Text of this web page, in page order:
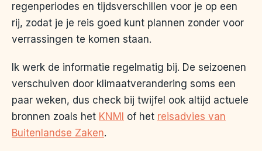
regenperiodes en tijdsverschillen voor je op een
rij, zodat je je reis goed kunt plannen zonder voor
verrassingen te komen staan.
Ik werk de informatie regelmatig bij. De seizoenen
verschuiven door klimaatverandering soms een
paar weken, dus check bij twijfel ook altijd actuele
bronnen zoals het KNMI of het reisadvies van
Buitenlandse Zaken.